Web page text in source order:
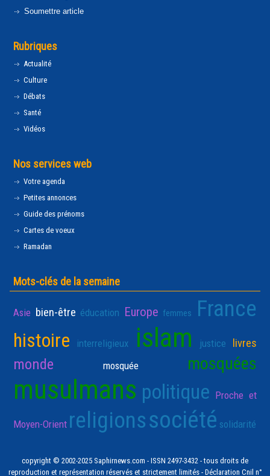
Soumettre article
Rubriques
Actualité
Culture
Débats
Santé
Vidéos
Nos services web
Votre agenda
Petites annonces
Guide des prénoms
Cartes de voeux
Ramadan
Mots-clés de la semaine
Asie bien-être éducation Europe femmes France
histoire interreligieux islam justice livres
monde mosquée mosquées
musulmans politique Proche et
Moyen-Orient religionssociété solidarité
copyright © 2002-2025 Saphirnews.com - ISSN 2497-3432 - tous droits de
reproduction et représentation réservés et strictement limités - Déclaration Cnil n°